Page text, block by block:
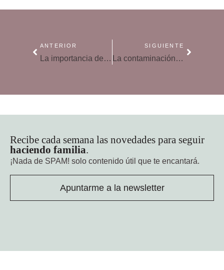
ANTERIOR
La importancia del orden en hogares con niños con asma
SIGUIENTE
La contaminación medioambiental, un riesgo para los niños
Recibe cada semana las novedades para seguir
haciendo familia.
¡Nada de SPAM! solo contenido útil que te encantará.
Apuntarme a la newsletter